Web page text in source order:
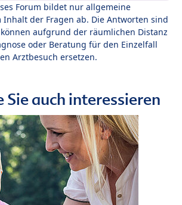
Forum bildet nur allgemeine
der Fragen ab. Die Antworten sind
aufgrund der räumlichen Distanz
oder Beratung für den Einzelfall
Arztbesuch ersetzen.
Sie auch interessieren